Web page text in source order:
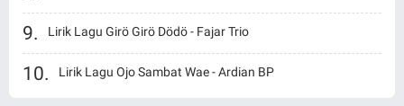
Lirik Lagu Girö Girö Dödö - Fajar Trio
Lirik Lagu Ojo Sambat Wae - Ardian BP